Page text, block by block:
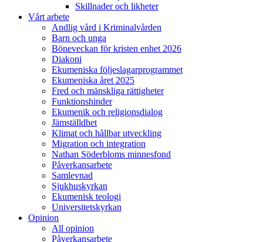
Skillnader och likheter
Vårt arbete
Andlig vård i Kriminalvården
Barn och unga
Böneveckan för kristen enhet 2026
Diakoni
Ekumeniska följeslagarprogrammet
Ekumeniska året 2025
Fred och mänskliga rättigheter
Funktionshinder
Ekumenik och religionsdialog
Jämställdhet
Klimat och hållbar utveckling
Migration och integration
Nathan Söderbloms minnesfond
Påverkansarbete
Samlevnad
Sjukhuskyrkan
Ekumenisk teologi
Universitetskyrkan
Opinion
All opinion
Påverkansarbete